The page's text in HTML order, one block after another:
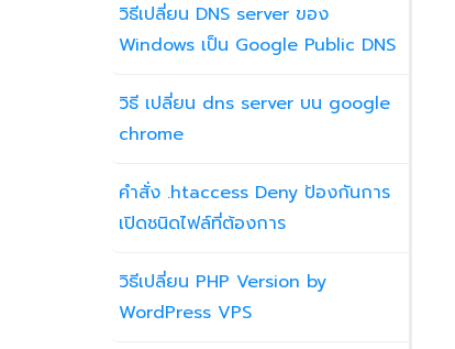
วิธีเปลี่ยน DNS server ของ
Windows เป็น Google Public DNS
วิธี เปลี่ยน dns server บน google
chrome
คำสั่ง .htaccess Deny ป้องกันการ
เปิดชนิดไฟล์ที่ต้องการ
วิธีเปลี่ยน PHP Version by
WordPress VPS